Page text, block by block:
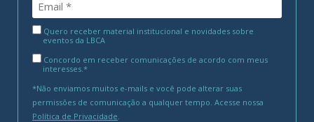
Quero receber material institucional e novidades sobre
eventos da LBCA
Concordo em receber comunicações de acordo com meus
interesses.*
*Não enviamos muitos e-mails e você pode alterar suas
permissões de comunicação a qualquer tempo. Acesse nossa
Política de Privacidade